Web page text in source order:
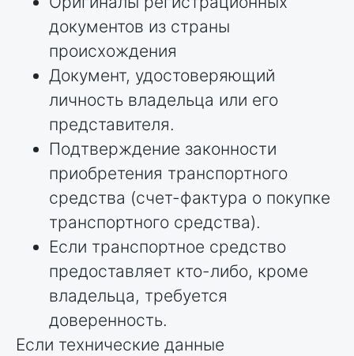
документов из страны
происхождения
Документ, удостоверяющий
личность владельца или его
представителя.
Подтверждение законности
приобретения транспортного
средства (счет-фактура о покупке
транспортного средства).
Если транспортное средство
предоставляет кто-либо, кроме
владельца, требуется
доверенность.
Если технические данные